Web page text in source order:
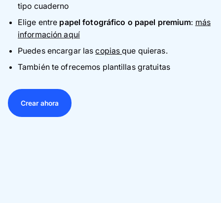
tipo cuaderno
Elige entre papel fotográfico o papel premium: más
información aquí
Puedes encargar lascopiasque quieras.
También te ofrecemos plantillas gratuitas
Crear ahora